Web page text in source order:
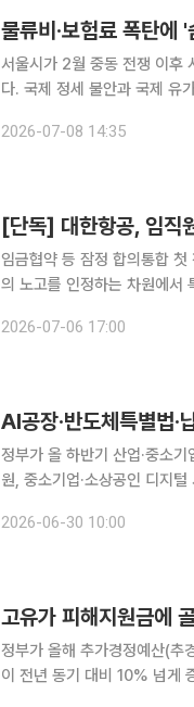
서울시가 2월 중동 전쟁 이후
다. 국제 정세 불안과 국제 유
2026-07-08 14:35
[단독] 대한항공, 임직
임금협약 등 잠정 합의통합 첫 전사적 보상 대한항공이 아시아나항공
의 노고를 인정하는 차원에서
조치로 해석된
2026-07-06 17:00
정부가 올 하반기 산업·중소
원, 중소기업·소상공인 디지
하반기부터 새롭게 시행되거
2026-06-30 10:00
고유가 피해지원금에
정부가 올해 추가경정예산(추
이 전년 동기 대비 10% 넘게 증가한 것으로 나타났다.